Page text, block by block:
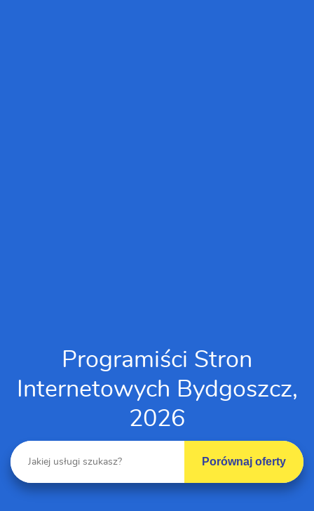
Programiści Stron
Internetowych Bydgoszcz,
2026
Porównaj oferty